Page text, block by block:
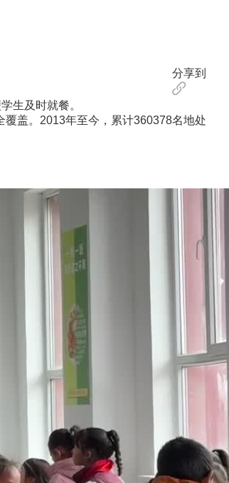
分享到
生及时就餐。
盖。2013年至今，累计360378名地处